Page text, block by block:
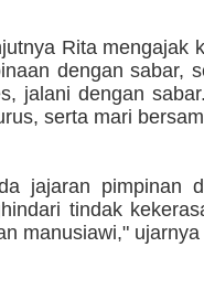
Rita mengajak
dengan sabar,
jalani dengan
serta mari
jajaran pimpinan
tindak
manusiawi,"